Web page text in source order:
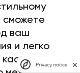
сможете
ваш
и легко
Privacy notice